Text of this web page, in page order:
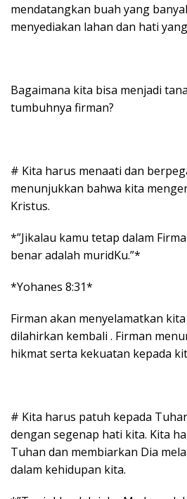
mendatangkan buah yang
menyediakan lahan dan hati
Bagaimana kita bisa menjadi
tumbuhnya firman?
# Kita harus menaati dan
menunjukkan bahwa kita
Kristus.
*”Jikalau kamu tetap dalam
benar adalah muridKu.”*
*Yohanes 8:31*
Firman akan menyelamatkan
dilahirkan kembali . Firman
hikmat serta kekuatan kepada
# Kita harus patuh kepada
dengan segenap hati kita. Kita
Tuhan dan membiarkan Dia
dalam kehidupan kita.